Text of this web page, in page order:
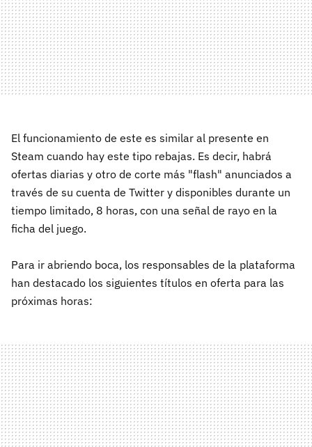
El funcionamiento de este es similar al presente en
Steam cuando hay este tipo rebajas. Es decir, habrá
ofertas diarias y otro de corte más "flash" anunciados a
través de su cuenta de Twitter y disponibles durante un
tiempo limitado, 8 horas, con una señal de rayo en la
ficha del juego.
Para ir abriendo boca, los responsables de la plataforma
han destacado los siguientes títulos en oferta para las
próximas horas: